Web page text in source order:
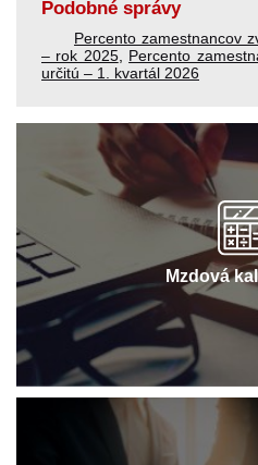
Podobné správy
Percento zamestnancov
– rok 2025, Percento
určitú – 1. kvartál 2026
Mzdová